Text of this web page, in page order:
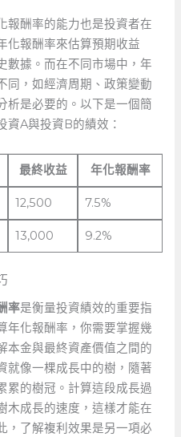
報酬率的能力也是投資者在
化報酬率來估算預期收益
數據。而在不同市場中，年
同，如經濟周期、政策變動
析是必要的。以下是一個簡
資A與投資B的績效：
最終收益 年化報酬率
12,500 7.5%
13,000 9.2%
率是衡量投資績效的重要指
年化報酬率，你需要掌握幾
本金與最終資產價值之間的
就像一棵成長中的樹，隨著
累的樹冠。計算這段成長過
木成長的速度，這樣才能在
，了解複利效果是另一項必